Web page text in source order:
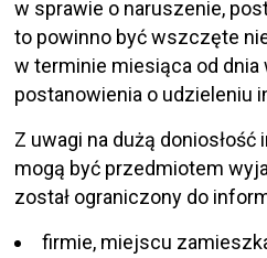
w sprawie o naruszenie,
to powinno być wszczęte
w terminie miesiąca od dnia
postanowienia o udzieleniu
Z uwagi na dużą
mogą być przedmiotem
został ograniczony do
firmie, miejscu